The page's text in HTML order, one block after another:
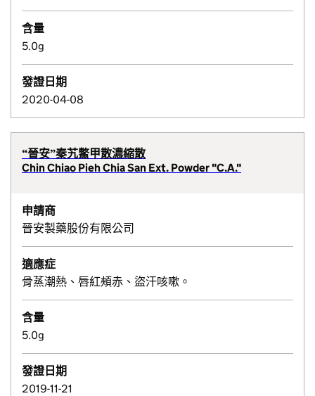
含量
5.0g
發證日期
2020-04-08
“晉安”秦艽鱉甲散濃縮散
Chin Chiao Pieh Chia San Ext. Powder "C.A."
申請商
晉安製藥股份有限公司
適應症
骨蒸潮熱、唇紅頰赤、盜汗咳嗽。
含量
5.0g
發證日期
2019-11-21